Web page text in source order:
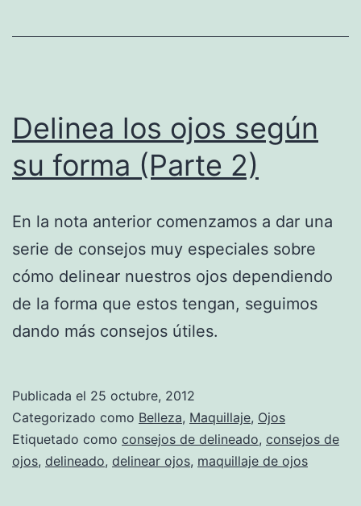
Delinea los ojos según
su forma (Parte 2)
En la nota anterior comenzamos a dar una
serie de consejos muy especiales sobre
cómo delinear nuestros ojos dependiendo
de la forma que estos tengan, seguimos
dando más consejos útiles.
Publicada el 25 octubre, 2012
Categorizado como Belleza, Maquillaje, Ojos
Etiquetado como consejos de delineado, consejos de
ojos, delineado, delinear ojos, maquillaje de ojos